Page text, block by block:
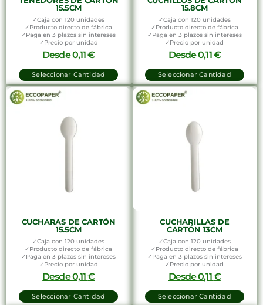
15.5CM
✓Caja con 120 unidades
✓Producto directo de fábrica
✓Paga en 3 plazos sin intereses
✓Precio por unidad
Desde0,11€
Seleccionar Cantidad
15.8CM
✓Caja con 120 unidades
✓Producto directo de fábrica
✓Paga en 3 plazos sin intereses
✓Precio por unidad
Desde0,11€
Seleccionar Cantidad
CUCHARAS DE CARTÓN
15.5CM
✓Caja con 120 unidades
✓Producto directo de fábrica
✓Paga en 3 plazos sin intereses
✓Precio por unidad
Desde0,11€
Seleccionar Cantidad
CUCHARILLAS DE
CARTÓN 13CM
✓Caja con 120 unidades
✓Producto directo de fábrica
✓Paga en 3 plazos sin intereses
✓Precio por unidad
Desde0,11€
Seleccionar Cantidad